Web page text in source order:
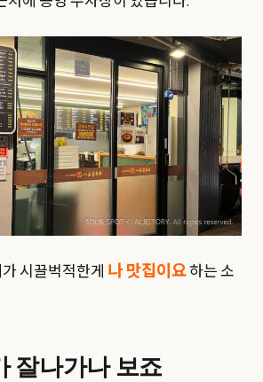
시끌벅적한게 나 맛집이요하는 소
잘나가나 보죠